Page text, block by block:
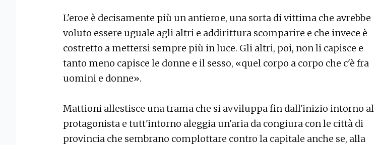
L'eroe è decisamente più un antieroe, una sorta di vittima che avrebbe
voluto essere uguale agli altri e addirittura scomparire e che invece è
costretto a mettersi sempre più in luce. Gli altri, poi, non li capisce e
tanto meno capisce le donne e il sesso, «quel corpo a corpo che c'è fra
uomini e donne».
Mattioni allestisce una trama che si avviluppa fin dall'inizio intorno al
protagonista e tutt'intorno aleggia un'aria da congiura con le città di
provincia che sembrano complottare contro la capitale anche se, alla